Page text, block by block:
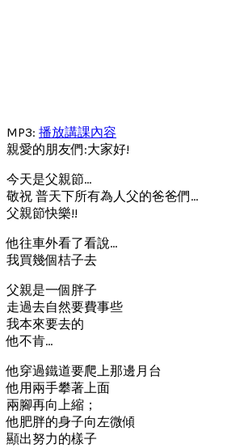
MP3: 播放講課內容
親愛的朋友們:大家好!
今天是父親節…
敬祝 普天下所有為人父的爸爸們…
父親節快樂!!
他往車外看了看說…
我買幾個桔子去
父親是一個胖子
走過去自然要費事些
我本來要去的
他不肯…
他穿過鐵道要爬上那邊月台
他用兩手攀著上面
兩腳再向上縮；
他肥胖的身子向左微傾
顯出努力的樣子